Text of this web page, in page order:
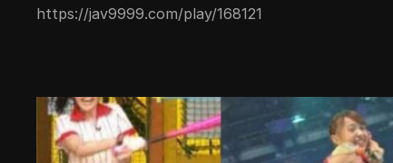
https://jav9999.com/play/168121